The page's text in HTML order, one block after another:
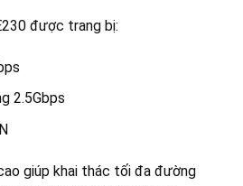
được trang bị:
2.5Gbps
giúp khai thác tối đa đường